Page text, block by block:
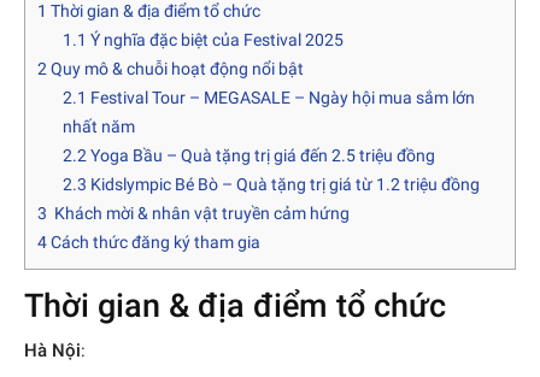
1 Thời gian & địa điểm tổ chức
1.1 Ý nghĩa đặc biệt của Festival 2025
2Quy mô & chuỗi hoạt động nổi bật
2.1 Festival Tour – MEGASALE – Ngày hội mua sắm lớn
nhất năm
2.2Yoga Bầu – Quà tặng trị giá đến 2.5 triệu đồng
2.3 Kidslympic Bé Bò – Quà tặng trị giá từ 1.2 triệu đồng
3 Khách mời & nhân vật truyền cảm hứng
4Cách thức đăng ký tham gia
Thời gian & địa điểm tổ chức
Hà Nội: